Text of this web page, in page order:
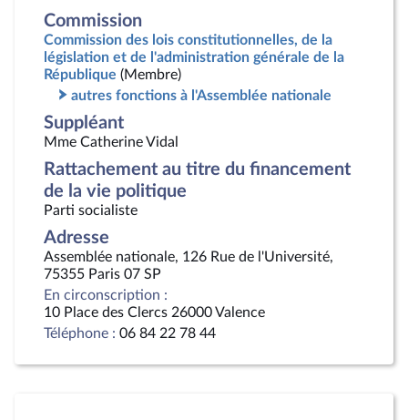
Commission
Commission des lois constitutionnelles, de la
législation et de l'administration générale de la
République (Membre)
autres fonctions à l'Assemblée nationale
Suppléant
Mme Catherine Vidal
Rattachement au titre du financement
de la vie politique
Parti socialiste
Adresse
Assemblée nationale, 126 Rue de l'Université,
75355 Paris 07 SP
En circonscription :
10 Place des Clercs 26000 Valence
Téléphone : 06 84 22 78 44